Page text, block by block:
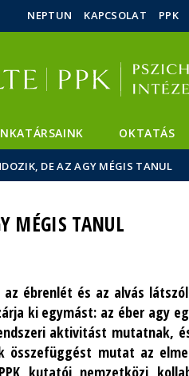
Hírek
Események
ELTE a
NEPTUN KAPCSOLAT PPK
OKTATÁS
DE AZ AGY MÉGIS TANUL
MÉGIS TANUL
az ébrenlét és az alvás
ki egymást: az éber agy
aktivitást mutatnak,
összefüggést mutat az
PPK kutatói nemzetközi